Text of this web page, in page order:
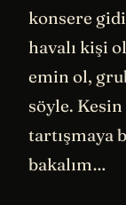
konsere
havalı kişi
emin ol,
söyle. Kesin
tartışmaya
bakalım…